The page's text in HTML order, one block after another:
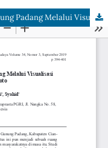
Presentasi Ruang Arkeologi Situs Gunung Padang Melalui Visualisasi Batu Penanda Untuk Buku Foto